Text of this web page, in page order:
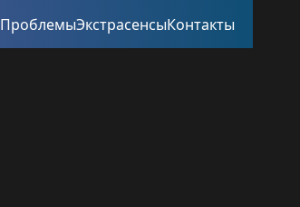
ПроблемыЭкстрасенсыКонтакты